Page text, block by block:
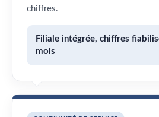
chiffres.
Filiale intégrée, chiffres
mois